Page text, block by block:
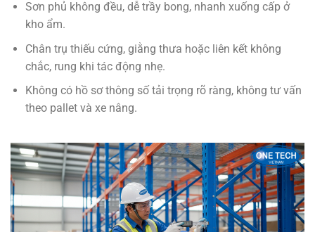
Sơn phủ không đều, dễ trầy bong, nhanh xuống cấp ở
kho ẩm.
Chân trụ thiếu cứng, giằng thưa hoặc liên kết không
chắc, rung khi tác động nhẹ.
Không có hồ sơ thông số tải trọng rõ ràng, không tư vấn
theo pallet và xe nâng.